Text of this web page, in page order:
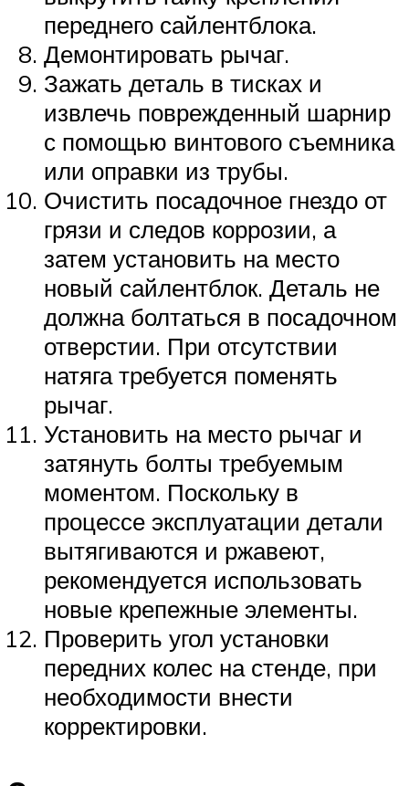
переднего сайлентблока.
Демонтировать рычаг.
Зажать деталь в тисках и
извлечь поврежденный шарнир
с помощью винтового съемника
или оправки из трубы.
Очистить посадочное гнездо от
грязи и следов коррозии, а
затем установить на место
новый сайлентблок. Деталь не
должна болтаться в посадочном
отверстии. При отсутствии
натяга требуется поменять
рычаг.
Установить на место рычаг и
затянуть болты требуемым
моментом. Поскольку в
процессе эксплуатации детали
вытягиваются и ржавеют,
рекомендуется использовать
новые крепежные элементы.
Проверить угол установки
передних колес на стенде, при
необходимости внести
корректировки.